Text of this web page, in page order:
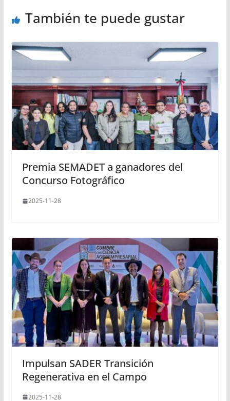
También te puede gustar
Premia SEMADET a ganadores del
Concurso Fotográfico
2025-11-28
Impulsan SADER Transición
Regenerativa en el Campo
2025-11-28